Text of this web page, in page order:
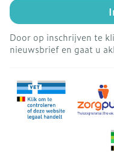
Door op inschrijven te
nieuwsbrief en gaat u